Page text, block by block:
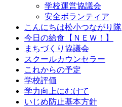
学校運営協議会
安全ボランティア
こんにちは松小つながり隊
今日の給食【ＮＥＷ！】
まちづくり協議会
スクールカウンセラー
これからの予定
学校評価
学力向上にむけて
いじめ防止基本方針